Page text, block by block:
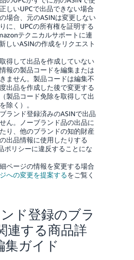
しいUPCで出品できない場合
場合、元のASINは変更しない
に、UPCの所有権を証明する
テクニカルサポートに連
しいASINの作成をリクエスト
得して出品を作成していない
報の製品コードを編集または
ません。製品コードは編集不
出品を作成した後で変更する
製品コード免除を取得して出
除く）。
ランド登録済みのASINで出品
ん。ノーブランド品の出品に
り、他のブランドの知的財産
出品情報に使用したりする
ポリシーに違反することにな
ページの情報を変更する場合
への変更を提案するをご覧く
ド登録のブラ
連する商品詳
集ガイド